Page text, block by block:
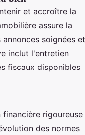
et accroître la
assure la
soignées et
inclut l'entretien
fiscaux disponibles
rigoureuse
des normes